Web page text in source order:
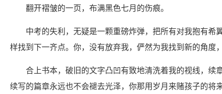
翻开褶皱的一页，布满黑色七月的伤痕。
中考的失利，无疑是一颗重磅炸弹，把所有对我抱有
样找到下一齐点。你，没有放弃我，俨然为我找到新的角度
合上书本，破旧的文字凸凹有致地清洗着我的视线，
续写的篇章永远也不会褪去光泽，你那用岁月来赌孩子的将